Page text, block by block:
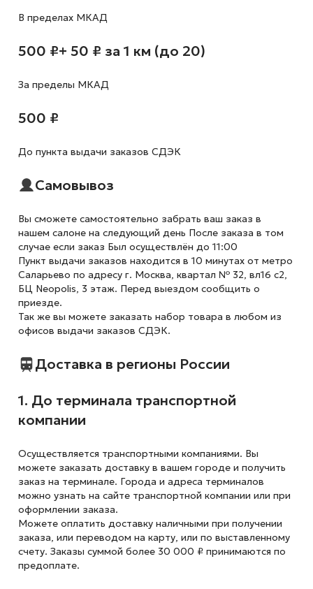
В пределах МКАД
500 ₽+ 50 ₽ за 1 км (до 20)
За пределы МКАД
500 ₽
До пункта выдачи заказов СДЭК
Самовывоз
Вы сможете самостоятельно забрать ваш заказ в
нашем салоне на следующий день После заказа в том
случае если заказ Был осуществлён до 11:00
Пункт выдачи заказов находится в 10 минутах от метро
Саларьево по адресу г. Москва, квартал № 32, вл16 с2,
БЦ Neopolis, 3 этаж. Перед выездом сообщить о
приезде.
Так же вы можете заказать набор товара в любом из
офисов выдачи заказов СДЭК.
Доставка в регионы России
1. До терминала транспортной
компании
Осуществляется транспортными компаниями. Вы
можете заказать доставку в вашем городе и получить
заказ на терминале. Города и адреса терминалов
можно узнать на сайте транспортной компании или при
оформлении заказа.
Можете оплатить доставку наличными при получении
заказа, или переводом на карту, или по выставленному
счету. Заказы суммой более 30 000 ₽ принимаются по
предоплате.